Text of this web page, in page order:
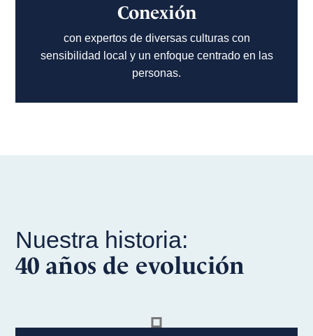
Conexión
con expertos de diversas culturas con
sensibilidad local y un enfoque centrado en las
personas.
Nuestra historia:
40 años de evolución